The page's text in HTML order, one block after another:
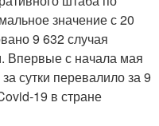
значение с 20
9 632 случая
Впервые с начала мая
сутки перевалило за 9
19 в стране